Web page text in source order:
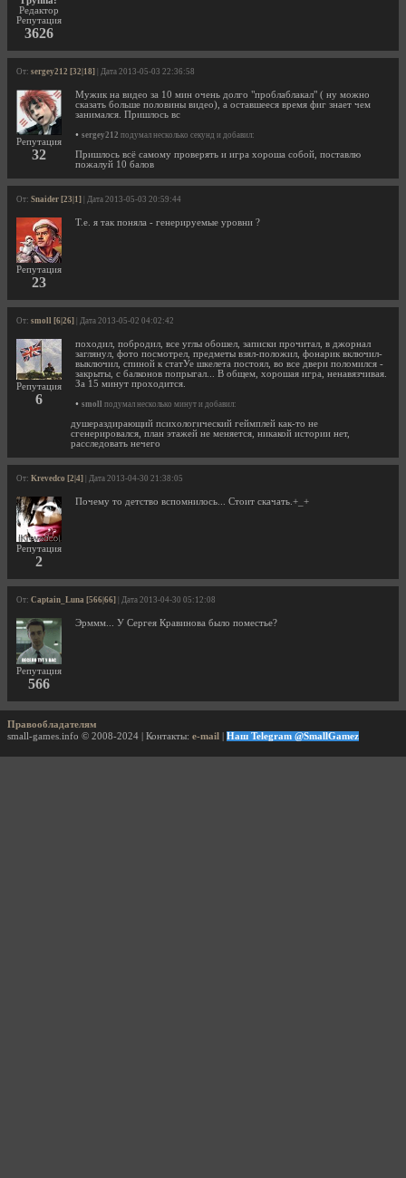
Редактор
Репутация
3626
От: sergey212 [32|18] | Дата 2013-05-03 22:36:58
Репутация
32
Мужик на видео за 10 мин очень долго "проблаблакал" ( ну можно
сказать больше половины видео), а оставшееся время фиг знает чем
занимался. Пришлось вс
• sergey212 подумал несколько секунд и добавил:
Пришлось всё самому проверять и игра хороша собой, поставлю
пожалуй 10 балов
От: Snaider [23|1] | Дата 2013-05-03 20:59:44
Репутация
23
Т.е. я так поняла - генерируемые уровни ?
От: smoll [6|26] | Дата 2013-05-02 04:02:42
Репутация
6
походил, побродил, все углы обошел, записки прочитал, в джорнал
заглянул, фото посмотрел, предметы взял-положил, фонарик включил-
выключил, спиной к статУе шкелета постоял, во все двери поломился -
закрыты, с балконов попрыгал... В общем, хорошая игра, ненавязчивая.
За 15 минут проходится.
• smoll подумал несколько минут и добавил:
душераздирающий психологический геймплей как-то не
сгенерировался, план этажей не меняется, никакой истории нет,
расследовать нечего
От: Krevedco [2|4] | Дата 2013-04-30 21:38:05
Репутация
2
Почему то детство вспомнилось... Стоит скачать.+_+
От: Captain_Luna [566|66] | Дата 2013-04-30 05:12:08
Репутация
566
Эрммм... У Сергея Кравинова было поместье?
Правообладателям
small-games.info © 2008-2024 | Контакты: e-mail Наш Telegram @SmallGamez